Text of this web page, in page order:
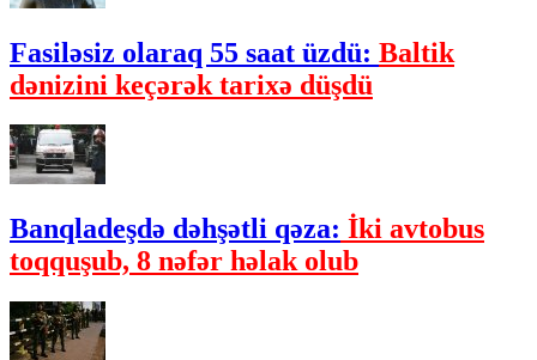
Fasiləsiz olaraq 55 saat üzdü: Baltik
dənizini keçərək tarixə düşdü
Banqladeşdə dəhşətli qəza: İki avtobus
toqquşub, 8 nəfər həlak olub